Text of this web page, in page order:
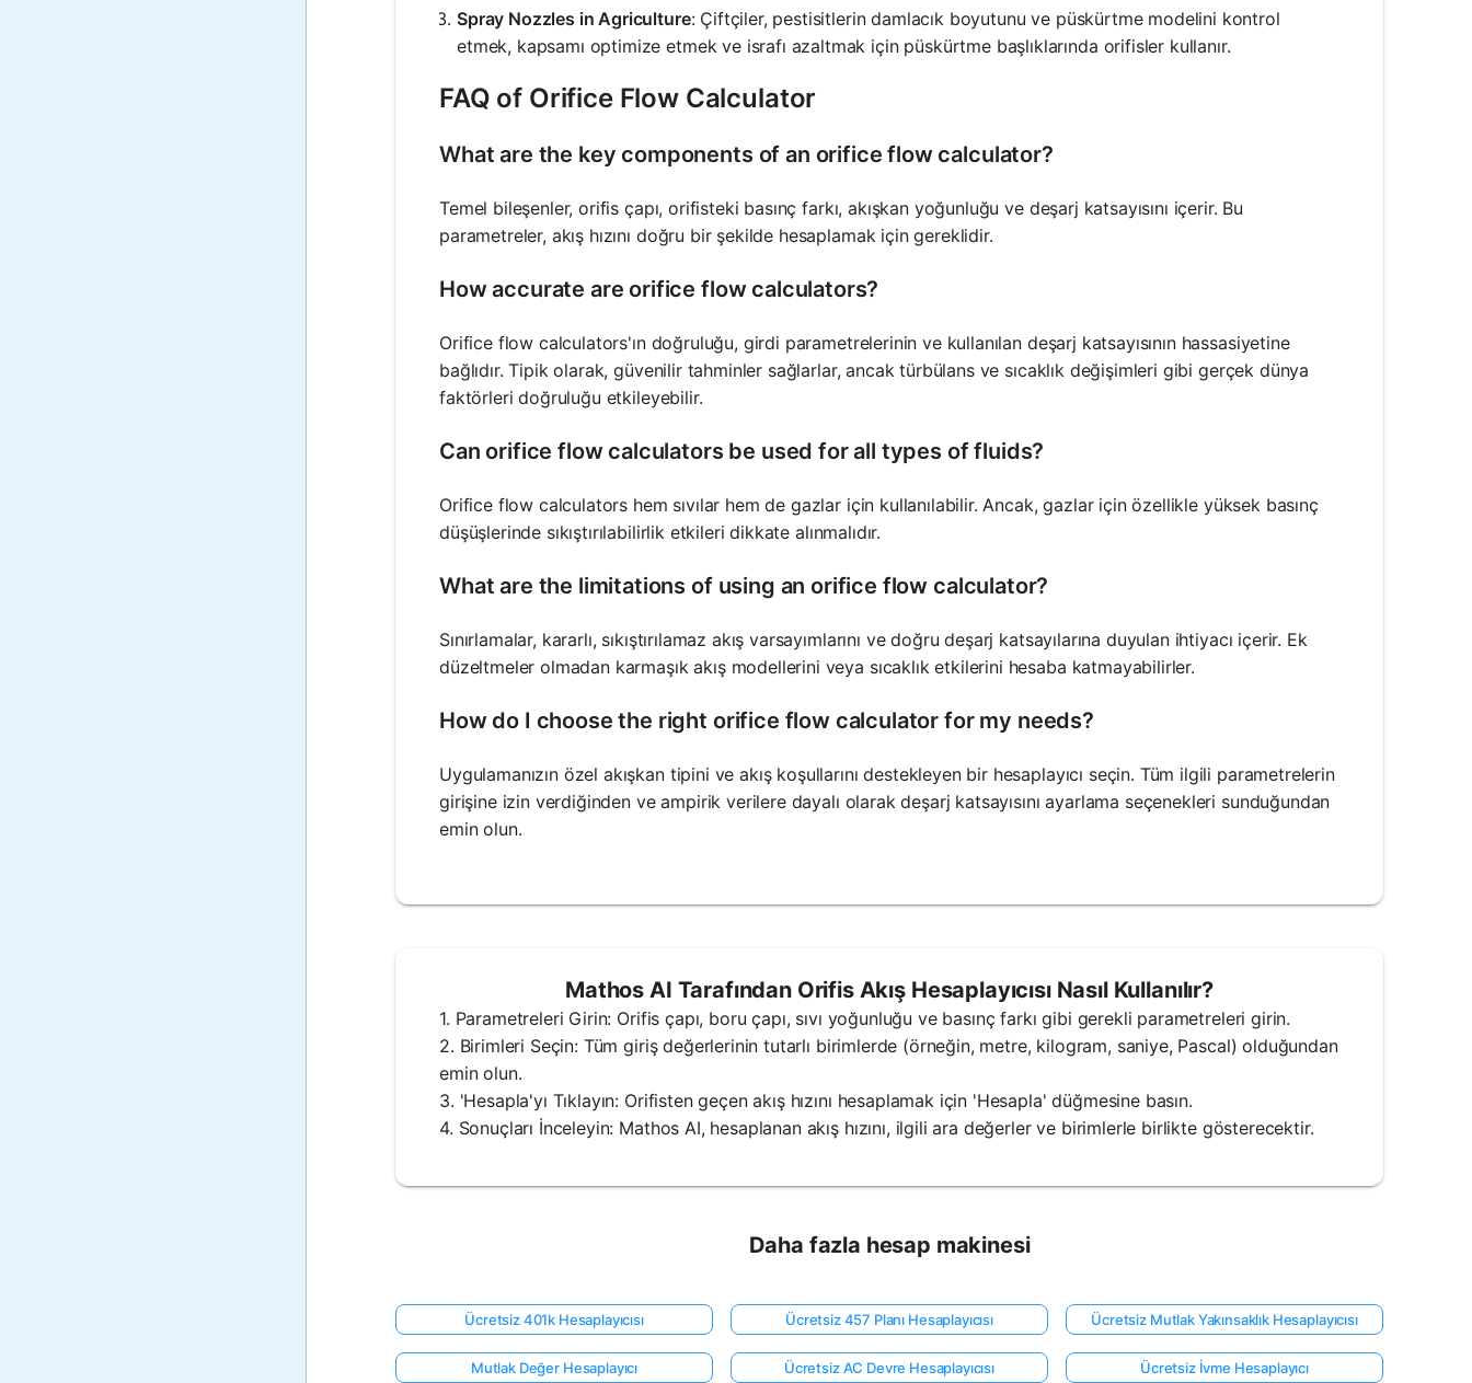
Spray Nozzles in Agriculture: Çiftçiler, pestisitlerin damlacık boyutunu ve püskürtme modelini kontrol
etmek, kapsamı optimize etmek ve israfı azaltmak için püskürtme başlıklarında orifisler kullanır.
FAQ of Orifice Flow Calculator
What are the key components of an orifice flow calculator?
Temel bileşenler, orifis çapı, orifisteki basınç farkı, akışkan yoğunluğu ve deşarj katsayısını içerir. Bu
parametreler, akış hızını doğru bir şekilde hesaplamak için gereklidir.
How accurate are orifice flow calculators?
Orifice flow calculators'ın doğruluğu, girdi parametrelerinin ve kullanılan deşarj katsayısının hassasiyetine
bağlıdır. Tipik olarak, güvenilir tahminler sağlarlar, ancak türbülans ve sıcaklık değişimleri gibi gerçek dünya
faktörleri doğruluğu etkileyebilir.
Can orifice flow calculators be used for all types of fluids?
Orifice flow calculators hem sıvılar hem de gazlar için kullanılabilir. Ancak, gazlar için özellikle yüksek basınç
düşüşlerinde sıkıştırılabilirlik etkileri dikkate alınmalıdır.
What are the limitations of using an orifice flow calculator?
Sınırlamalar, kararlı, sıkıştırılamaz akış varsayımlarını ve doğru deşarj katsayılarına duyulan ihtiyacı içerir. Ek
düzeltmeler olmadan karmaşık akış modellerini veya sıcaklık etkilerini hesaba katmayabilirler.
How do I choose the right orifice flow calculator for my needs?
Uygulamanızın özel akışkan tipini ve akış koşullarını destekleyen bir hesaplayıcı seçin. Tüm ilgili parametrelerin
girişine izin verdiğinden ve ampirik verilere dayalı olarak deşarj katsayısını ayarlama seçenekleri sunduğundan
emin olun.
Mathos AI Tarafından Orifis Akış Hesaplayıcısı Nasıl Kullanılır?
1. Parametreleri Girin: Orifis çapı, boru çapı, sıvı yoğunluğu ve basınç farkı gibi gerekli parametreleri girin.
2. Birimleri Seçin: Tüm giriş değerlerinin tutarlı birimlerde (örneğin, metre, kilogram, saniye, Pascal) olduğundan
emin olun.
3. 'Hesapla'yı Tıklayın: Orifisten geçen akış hızını hesaplamak için 'Hesapla' düğmesine basın.
4. Sonuçları İnceleyin: Mathos AI, hesaplanan akış hızını, ilgili ara değerler ve birimlerle birlikte gösterecektir.
Daha fazla hesap makinesi
Ücretsiz 401k Hesaplayıcısı Ücretsiz 457 Planı Hesaplayıcısı Ücretsiz Mutlak Yakınsaklık Hesaplayıcısı
Mutlak Değer Hesaplayıcı Ücretsiz AC Devre Hesaplayıcısı Ücretsiz İvme Hesaplayıcı